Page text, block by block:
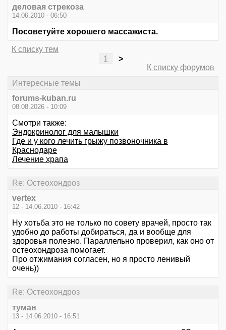
деловая стрекоза
14.06.2010 - 06:50
Посоветуйте хорошего массажиста.
К списку тем
1
>
К списку форумов
Интересные темы
forums-kuban.ru
08.08.2026 - 10:09
Смотри также:
Эндокринолог для малышки
Где и у кого лечить грыжу позвоночника в
Краснодаре
Лечение храпа
Re: Остеохондроз
vertex
12 - 14.06.2010 - 16:42
Ну хотьба это не только по совету врачей, просто так
удобно до работы добираться, да и вообще для
здоровья полезно. Параллельно проверил, как оно от
остеохондроза помогает.
Про отжимания согласен, но я просто ленивый
очень))
Re: Остеохондроз
туман
13 - 14.06.2010 - 16:51